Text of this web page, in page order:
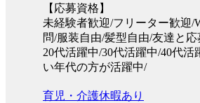
【応募資格】
未経験者歓迎/フリーター歓迎/
問/服装自由/髪型自由/友達と応
20代活躍中/30代活躍中/40代活
い年代の方が活躍中/
育児・介護休暇あり